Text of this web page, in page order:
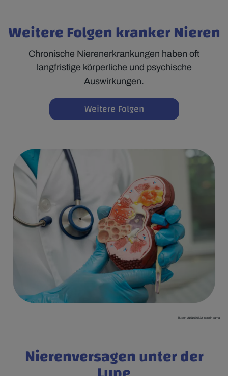
Weitere Folgen kranker Nieren
Chronische Nierenerkrankungen haben oft
langfristige körperliche und psychische
Auswirkungen.
Weitere Folgen
iStock-2151076532_sasirin pamai
Nierenversagen unter der